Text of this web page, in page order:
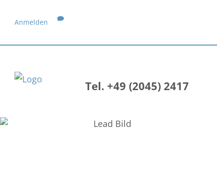
Anmelden
Tel. +49 (2045) 2417